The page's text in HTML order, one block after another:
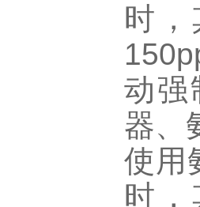
时
动强
器、
使用
时